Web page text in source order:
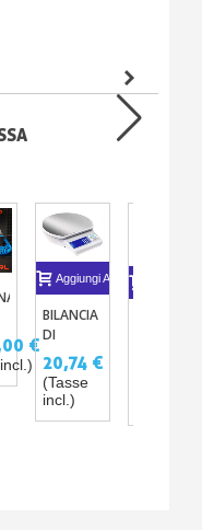
€
Aggiungi Al Carrello
BILANCIA
DI
PRECISIONE
DIGITALE
PORTATILE
- 0.1G - 3
20,74 €
(Tasse
incl.)